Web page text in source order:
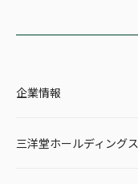
企業情報
三洋堂ホールディングス